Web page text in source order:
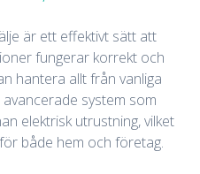
är ett effektivt sätt att
fungerar korrekt och
hantera allt från vanliga
system som
elektrisk utrustning, vilket
både hem och företag.